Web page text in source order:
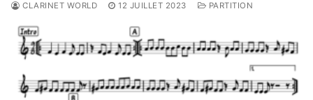
CLARINET WORLD 12 JUILLET 2023 PARTITION